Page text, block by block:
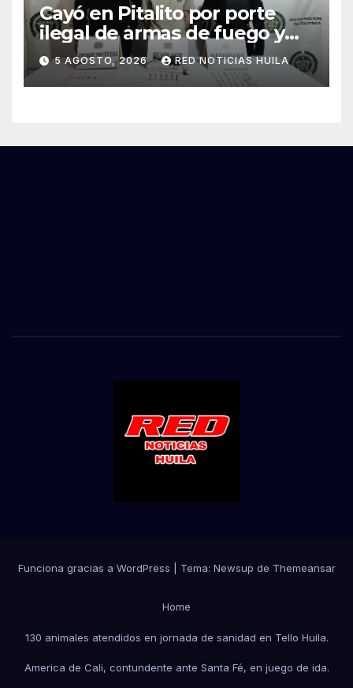
Cayó en Pitalito por porte
ilegal de armas de fuego y
tráfico de estupefacientes
5 AGOSTO, 2026 RED NOTICIAS HUILA
Funciona gracias a WordPress Tema: Newsup de Themeansar
Home
130 animales atendidos en jornada de sanidad en Tello Huila.
America de Cali, contundente ante Santa Fé, en juego de ida.